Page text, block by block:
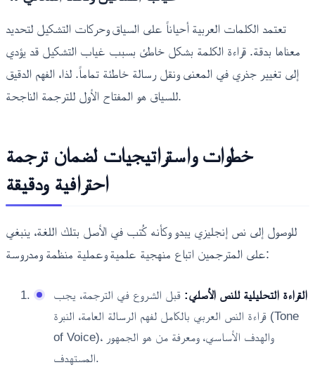
تعتمد الكلمات العربية أحياناً على السياق وحركات التشكيل لتحديد
معناها بدقة. قراءة الكلمة بشكل خاطئ بسبب غياب التشكيل قد يؤدي
إلى تغيير جذري في المعنى ونقل رسالة خاطئة تماماً. لذا، الفهم الدقيق
للسياق هو المفتاح الأول للترجمة الناجحة.
خطوات واستراتيجيات لضمان ترجمة
احترافية ودقيقة
للوصول إلى نص إنجليزي يبدو وكأنه كُتب في الأصل بتلك اللغة، ينبغي
على المترجمين اتباع منهجية علمية وعملية منظمة ومدروسة:
القراءة التحليلية للنص الأصلي: قبل الشروع في الترجمة، يجب
قراءة النص العربي بالكامل لفهم الرسالة العامة، النبرة (Tone
of Voice)، والهدف الأساسي، ومعرفة من هو الجمهور
المستهدف.